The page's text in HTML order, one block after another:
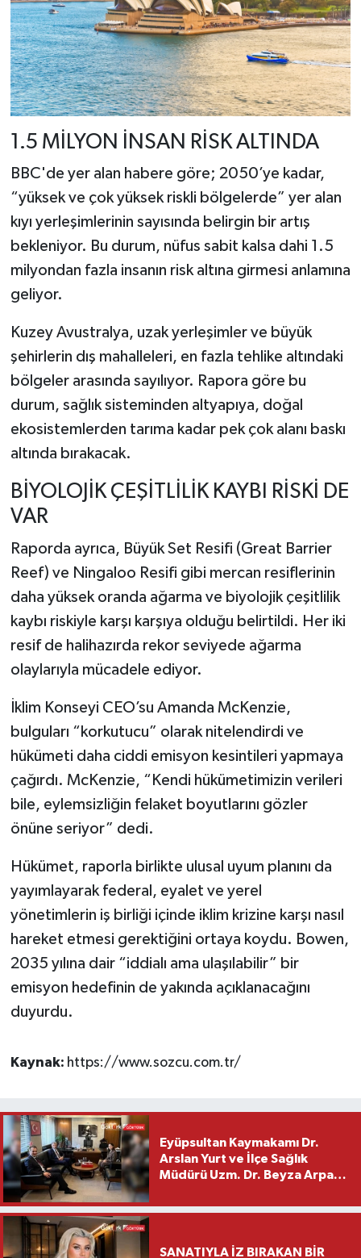
1.5 MİLYON İNSAN RİSK ALTINDA
BBC'de yer alan habere göre; 2050’ye kadar,
“yüksek ve çok yüksek riskli bölgelerde” yer alan
kıyı yerleşimlerinin sayısında belirgin bir artış
bekleniyor. Bu durum, nüfus sabit kalsa dahi 1.5
milyondan fazla insanın risk altına girmesi anlamına
geliyor.
Kuzey Avustralya, uzak yerleşimler ve büyük
şehirlerin dış mahalleleri, en fazla tehlike altındaki
bölgeler arasında sayılıyor. Rapora göre bu
durum, sağlık sisteminden altyapıya, doğal
ekosistemlerden tarıma kadar pek çok alanı baskı
altında bırakacak.
BİYOLOJİK ÇEŞİTLİLİK KAYBI RİSKİ DE
VAR
Raporda ayrıca, Büyük Set Resifi (Great Barrier
Reef) ve Ningaloo Resifi gibi mercan resiflerinin
daha yüksek oranda ağarma ve biyolojik çeşitlilik
kaybı riskiyle karşı karşıya olduğu belirtildi. Her iki
resif de halihazırda rekor seviyede ağarma
olaylarıyla mücadele ediyor.
İklim Konseyi CEO’su Amanda McKenzie,
bulguları “korkutucu” olarak nitelendirdi ve
hükümeti daha ciddi emisyon kesintileri yapmaya
çağırdı. McKenzie, “Kendi hükümetimizin verileri
bile, eylemsizliğin felaket boyutlarını gözler
önüne seriyor” dedi.
Hükümet, raporla birlikte ulusal uyum planını da
yayımlayarak federal, eyalet ve yerel
yönetimlerin iş birliği içinde iklim krizine karşı nasıl
hareket etmesi gerektiğini ortaya koydu. Bowen,
2035 yılına dair “iddialı ama ulaşılabilir” bir
emisyon hedefinin de yakında açıklanacağını
duyurdu.
Kaynak: https://www.sozcu.com.tr/
Eyüpsultan Kaymakamı Dr.
Arslan Yurt ve İlçe Sağlık
Müdürü Uzm. Dr. Beyza Arpacı
Ziyareti
SANATIYLA İZ BIRAKAN BİR